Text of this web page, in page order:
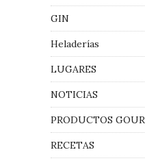
GIN
Heladerías
LUGARES
NOTICIAS
PRODUCTOS
RECETAS